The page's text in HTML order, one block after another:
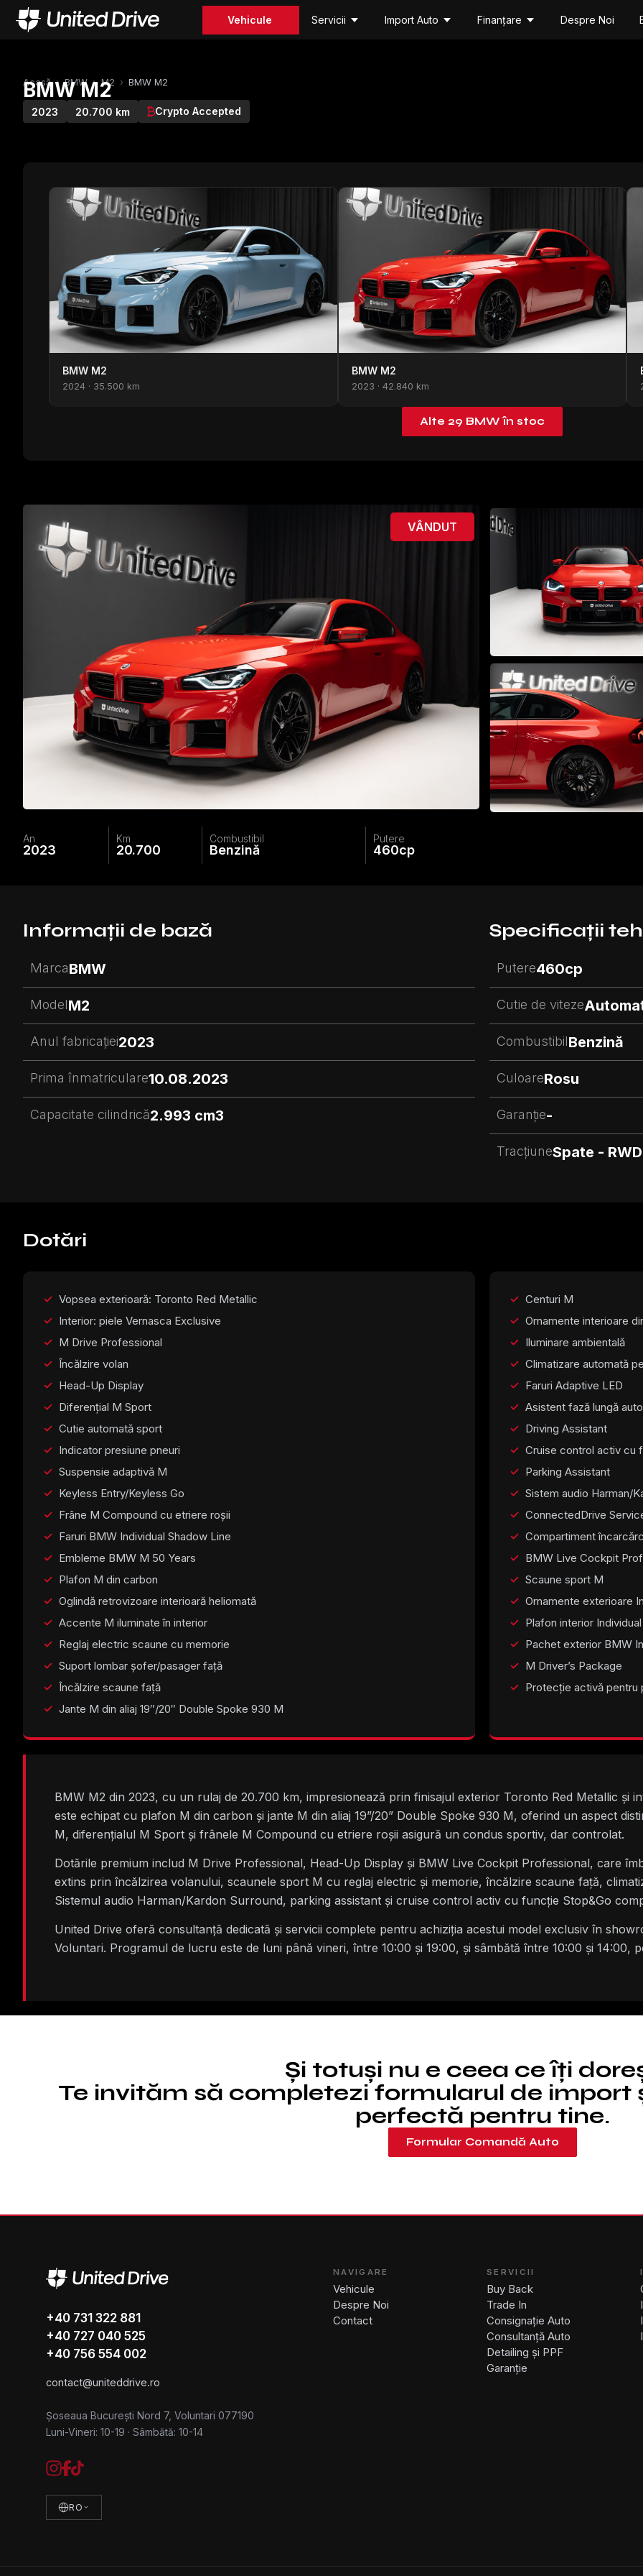
Vehicule Servicii Import Auto Finanțare Despre Noi
Acasă › BMW › M2 › BMW M2
BMW M2
2023 20.700 km Crypto Accepted
BMW M2
2024 · 35.500 km
BMW M2
2023 · 42.840 km
Alte 29 BMW în stoc
VÂNDUT
An
2023
Km
20.700
Combustibil
Benzină
Putere
460cp
Informații de bază
MarcaBMW
ModelM2
Anul fabricației2023
Prima înmatriculare10.08.2023
Capacitate cilindrică2.993 cm3
Specificații
Putere460cp
Cutie de viteze
CombustibilBenzină
CuloareRosu
Garanție-
TracțiuneSpate - RWD
Dotări
Vopsea exterioară: Toronto Red Metallic
Interior: piele Vernasca Exclusive
M Drive Professional
Încălzire volan
Head-Up Display
Diferențial M Sport
Cutie automată sport
Indicator presiune pneuri
Suspensie adaptivă M
Keyless Entry/Keyless Go
Frâne M Compound cu etriere roșii
Faruri BMW Individual Shadow Line
Embleme BMW M 50 Years
Plafon M din carbon
Oglindă retrovizoare interioară heliomată
Accente M iluminate în interior
Reglaj electric scaune cu memorie
Suport lombar șofer/pasager față
Încălzire scaune față
Jante M din aliaj 19″/20″ Double Spoke 930 M
Centuri M
Ornamente interioare
Iluminare ambientală
Climatizare automată
Faruri Adaptive LED
Asistent fază lungă
Driving Assistant
Cruise control activ cu
Parking Assistant
Sistem audio Harman/
ConnectedDrive
Compartiment
BMW Live Cockpit
Scaune sport M
Ornamente exterioare
Plafon interior
Pachet exterior BMW
M Driver’s Package
Protecție activă pentru
BMW M2 din 2023, cu un rulaj de 20.700 km, impresionează prin finisajul exterior Toronto Red Metallic și
este echipat cu plafon M din carbon și jante M din aliaj 19”/20” Double Spoke 930 M, oferind un aspect
M, diferențialul M Sport și frânele M Compound cu etriere roșii asigură un condus sportiv, dar controlat.
Dotările premium includ M Drive Professional, Head-Up Display și BMW Live Cockpit Professional, care
extins prin încălzirea volanului, scaunele sport M cu reglaj electric și memorie, încălzire scaune față,
Sistemul audio Harman/Kardon Surround, parking assistant și cruise control activ cu funcție Stop&Go
United Drive oferă consultanță dedicată și servicii complete pentru achiziția acestui model exclusiv în
Voluntari. Programul de lucru este de luni până vineri, între 10:00 și 19:00, și sâmbătă între 10:00 și 14:00,
Și totuși nu e ceea ce îți
Te invităm să completezi formularul de import
perfectă pentru tine.
Formular Comandă Auto
+40 731 322 881
+40 727 040 525
+40 756 554 002
contact@uniteddrive.ro
Șoseaua București Nord 7, Voluntari 077190
Luni-Vineri: 10-19 · Sâmbătă: 10-14
RO
NAVIGARE
Vehicule
Despre Noi
Contact
SERVICII
Buy Back
Trade In
Consignație Auto
Consultanță Auto
Detailing și PPF
Garanție